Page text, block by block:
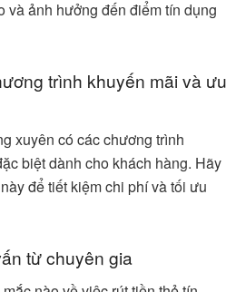
và ảnh hưởng đến điểm tín dụng
trình khuyến mãi và ưu
xuyên có các chương trình
biệt dành cho khách hàng. Hãy
để tiết kiệm chi phí và tối ưu
từ chuyên gia